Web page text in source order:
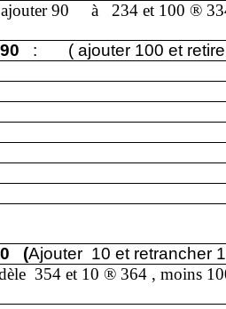
90 à 234 et 100®
90 :
( ajouter 100 et
(Ajouter 10 et retrancher
354 et 10® 364 , moins